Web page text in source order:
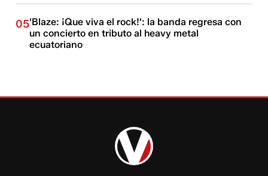
05'Blaze: ¡Que viva el rock!': la banda regresa con
un concierto en tributo al heavy metal
ecuatoriano